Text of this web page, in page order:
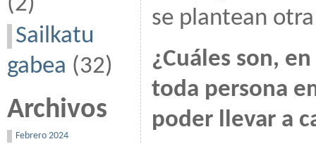
Sailkatu
gabea (32)
Archivos
Febrero 2024
se plantean
¿Cuáles son,
toda persona
poder llevar a